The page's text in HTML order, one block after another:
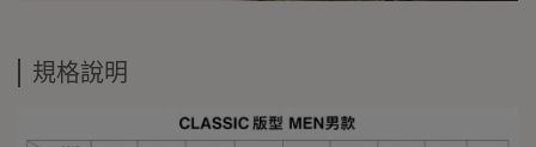
規格說明